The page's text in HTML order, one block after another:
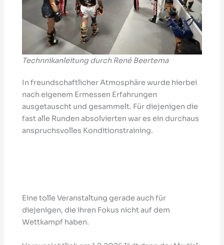
Technnikanleitung durch René Beertema
In freundschaftlicher Atmosphäre wurde hierbei
nach eigenem Ermessen Erfahrungen
ausgetauscht und gesammelt. Für diejenigen die
fast alle Runden absolvierten war es ein durchaus
anspruchsvolles Konditionstraining.
Eine tolle Veranstaltung gerade auch für
diejenigen, die ihren Fokus nicht auf dem
Wettkampf haben.